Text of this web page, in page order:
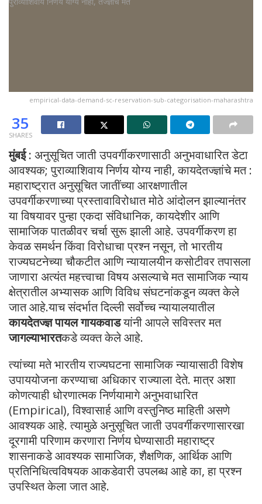
empirical-data-demand-sc-reservation-sub-categorisation-maharashtra
35
SHARES
मुंबई : अनुसूचित जाती उपवर्गीकरणासाठी अनुभवाधारित डेटा
आवश्यक; पुराव्याशिवाय निर्णय योग्य नाही, कायदेतज्ज्ञांचे मत :
महाराष्ट्रात अनुसूचित जातींच्या आरक्षणातील
उपवर्गीकरणाच्या प्रस्तावाविरोधात मोठे आंदोलन झाल्यानंतर
या विषयावर पुन्हा एकदा संविधानिक, कायदेशीर आणि
सामाजिक पातळीवर चर्चा सुरू झाली आहे. उपवर्गीकरण हा
केवळ समर्थन किंवा विरोधाचा प्रश्न नसून, तो भारतीय
राज्यघटनेच्या चौकटीत आणि न्यायालयीन कसोटीवर तपासला
जाणारा अत्यंत महत्त्वाचा विषय असल्याचे मत सामाजिक न्याय
क्षेत्रातील अभ्यासक आणि विविध संघटनांकडून व्यक्त केले
जात आहे.याच संदर्भात दिल्ली सर्वोच्च न्यायालयातील
कायदेतज्ज्ञ पायल गायकवाडयांनी आपले सविस्तर मत
जागल्याभारतकडे व्यक्त केले आहे.
त्यांच्या मते भारतीय राज्यघटना सामाजिक न्यायासाठी विशेष
उपाययोजना करण्याचा अधिकार राज्याला देते. मात्र अशा
कोणत्याही धोरणात्मक निर्णयामागे अनुभवाधारित
(Empirical), विश्वासार्ह आणि वस्तुनिष्ठ माहिती असणे
आवश्यक आहे. त्यामुळे अनुसूचित जाती उपवर्गीकरणासारखा
दूरगामी परिणाम करणारा निर्णय घेण्यासाठी महाराष्ट्र
शासनाकडे आवश्यक सामाजिक, शैक्षणिक, आर्थिक आणि
प्रतिनिधित्वविषयक आकडेवारी उपलब्ध आहे का, हा प्रश्न
उपस्थित केला जात आहे.